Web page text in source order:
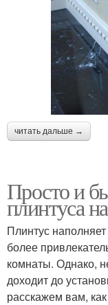
читать дальше →
Просто и
плинтуса
Плинтус
более
комнаты. Однако,
доходит до
расскажем вам,